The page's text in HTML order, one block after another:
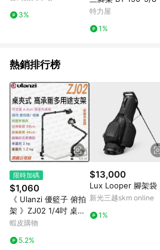
3%
特力屋
1%
熱銷排行榜
限時加碼
$1,060
《 Ulanzi 優籃子 俯拍
架 》ZJ02 1/4吋 桌面
夾 摺疊相機支架 多用
上型支架
蝦皮購物
5.2%
$13,000
Lux Looper 腳架袋
新光三越skm online
1%